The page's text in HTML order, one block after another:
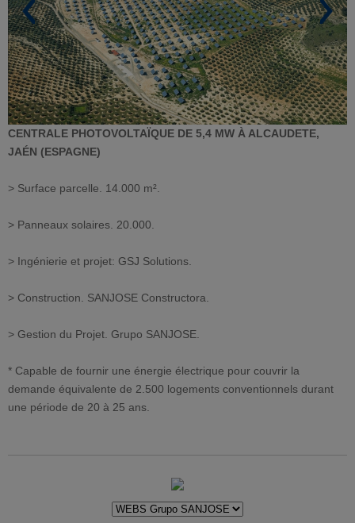
CENTRALE PHOTOVOLTAÏQUE DE 5,4 MW À ALCAUDETE,
JAÉN (ESPAGNE)
> Surface parcelle. 14.000 m².
> Panneaux solaires. 20.000.
> Ingénierie et projet: GSJ Solutions.
> Construction. SANJOSE Constructora.
> Gestion du Projet. Grupo SANJOSE.
* Capable de fournir une énergie électrique pour couvrir la
demande équivalente de 2.500 logements conventionnels durant
une période de 20 à 25 ans.